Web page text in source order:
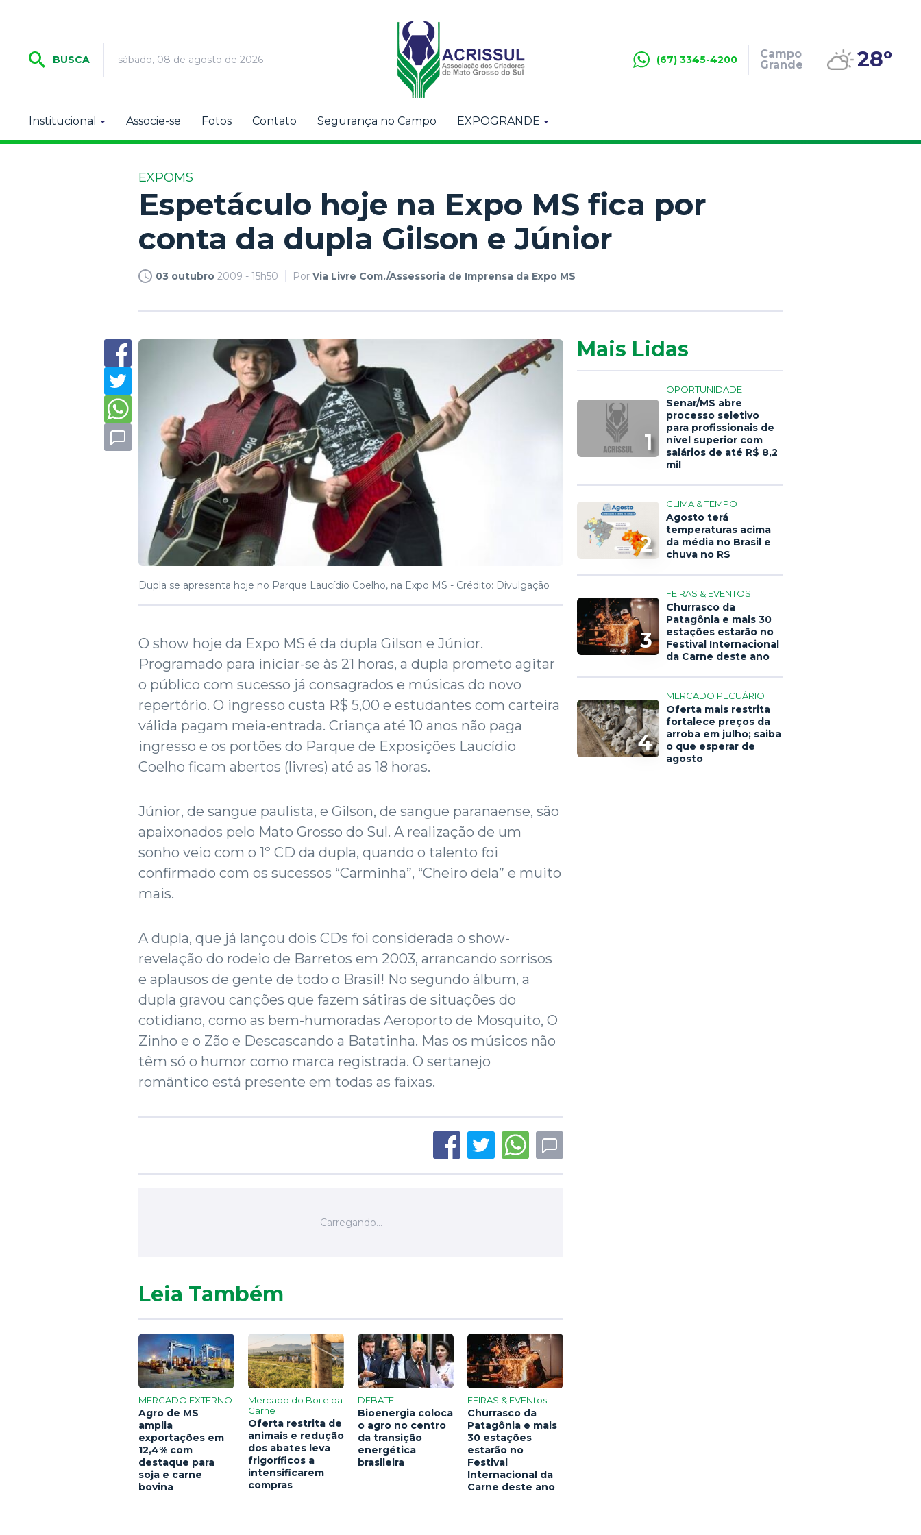
BUSCA sábado, 08 de agosto de 2026 (67) 3345-4200
Campo
Grande
28º
Institucional Associe-se Fotos Contato Segurança no Campo EXPOGRANDE
EXPOMS
Espetáculo hoje na Expo MS fica por
conta da dupla Gilson e Júnior
03 outubro 2009 - 15h50 Por Via Livre Com./Assessoria de Imprensa da Expo MS
Dupla se apresenta hoje no Parque Laucídio Coelho, na Expo MS - Crédito: Divulgação
O show hoje da Expo MS é da dupla Gilson e Júnior.
Programado para iniciar-se às 21 horas, a dupla prometo agitar
o público com sucesso já consagrados e músicas do novo
repertório. O ingresso custa R$ 5,00 e estudantes com carteira
válida pagam meia-entrada. Criança até 10 anos não paga
ingresso e os portões do Parque de Exposições Laucídio
Coelho ficam abertos (livres) até as 18 horas.
Júnior, de sangue paulista, e Gilson, de sangue paranaense, são
apaixonados pelo Mato Grosso do Sul. A realização de um
sonho veio com o 1º CD da dupla, quando o talento foi
confirmado com os sucessos “Carminha”, “Cheiro dela” e muito
mais.
A dupla, que já lançou dois CDs foi considerada o show-
revelação do rodeio de Barretos em 2003, arrancando sorrisos
e aplausos de gente de todo o Brasil! No segundo álbum, a
dupla gravou canções que fazem sátiras de situações do
cotidiano, como as bem-humoradas Aeroporto de Mosquito, O
Zinho e o Zão e Descascando a Batatinha. Mas os músicos não
têm só o humor como marca registrada. O sertanejo
romântico está presente em todas as faixas.
Mais Lidas
1
OPORTUNIDADE
Senar/MS abre
processo seletivo
para profissionais de
nível superior com
salários de até R$ 8,2
mil
2
CLIMA & TEMPO
Agosto terá
temperaturas acima
da média no Brasil e
chuva no RS
3
FEIRAS & EVENTOS
Churrasco da
Patagônia e mais 30
estações estarão no
Festival Internacional
da Carne deste ano
4
MERCADO PECUÁRIO
Oferta mais restrita
fortalece preços da
arroba em julho; saiba
o que esperar de
agosto
Leia Também
MERCADO EXTERNO
Agro de MS
amplia
exportações em
12,4% com
destaque para
soja e carne
bovina
Mercado do Boi e da
Carne
Oferta restrita de
animais e redução
dos abates leva
frigoríficos a
intensificarem
compras
DEBATE
Bioenergia coloca
o agro no centro
da transição
energética
brasileira
FEIRAS & EVENtos
Churrasco da
Patagônia e mais
30 estações
estarão no
Festival
Internacional da
Carne deste ano